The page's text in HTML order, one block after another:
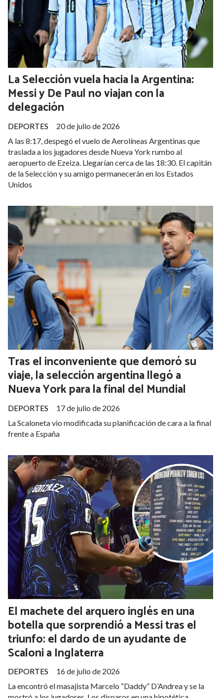
La Selección vuela hacia la Argentina:
Messi y De Paul no viajan con la
delegación
DEPORTES
20 de julio de 2026
A las 8:17, despegó el vuelo de Aerolíneas Argentinas que
traslada a los jugadores desde Nueva York rumbo al
aeropuerto de Ezeiza. Llegarían cerca de las 18:30. El capitán
de la Selección y su amigo permanecerán en los Estados
Unidos
Tras el inconveniente que demoró su
viaje, la selección argentina llegó a
Nueva York para la final del Mundial
DEPORTES
17 de julio de 2026
La Scaloneta vio modificada su planificación de cara a la final
frente a España
El machete del arquero inglés en una
botella que sorprendió a Messi tras el
triunfo: el dardo de un ayudante de
Scaloni a Inglaterra
DEPORTES
16 de julio de 2026
La encontró el masajista Marcelo “Daddy” D’Andrea y se la